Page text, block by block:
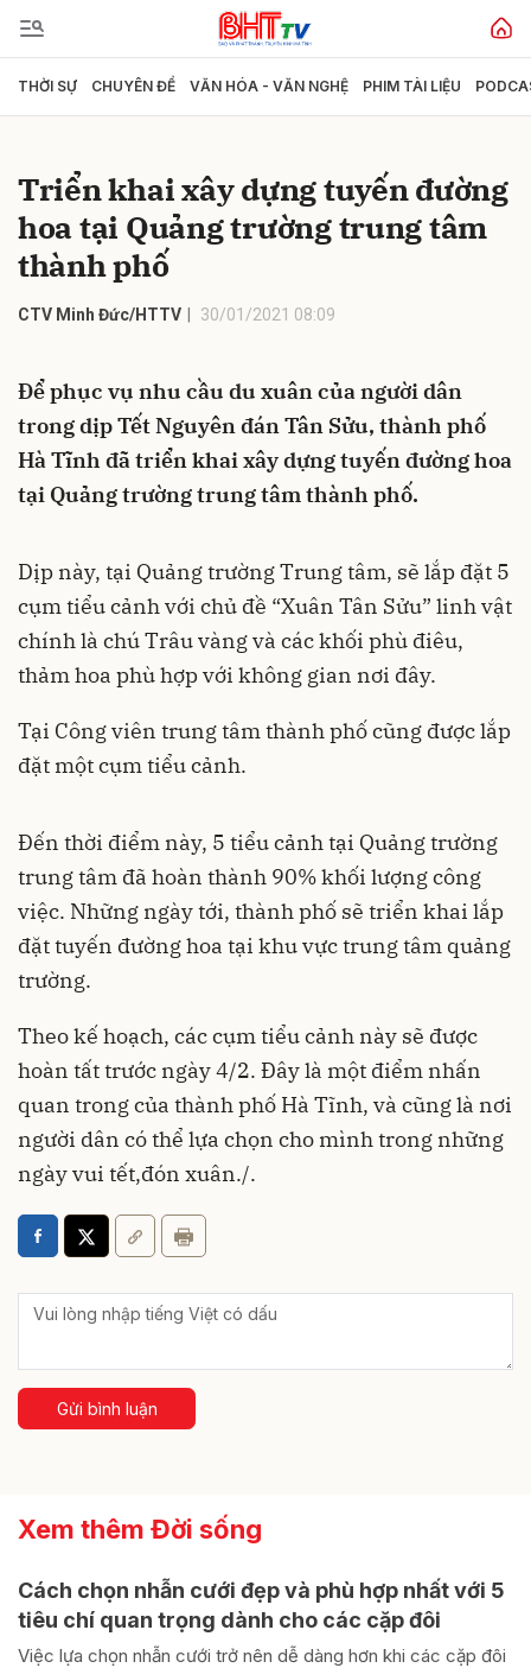
THỜI SỰ CHUYÊN ĐỀ VĂN HÓA - VĂN NGHỆ PHIM TÀI LIỆU
Triển khai xây dựng tuyến đường
hoa tại Quảng trường trung tâm
thành phố
CTV Minh Đức/HTTV 30/01/2021 08:09
Để phục vụ nhu cầu du xuân của người dân
trong dịp Tết Nguyên đán Tân Sửu, thành phố
Hà Tĩnh đã triển khai xây dựng tuyến đường hoa
tại Quảng trường trung tâm thành phố.
Dịp này, tại Quảng trường Trung tâm, sẽ lắp đặt 5
cụm tiểu cảnh với chủ đề “Xuân Tân Sửu” linh vật
chính là chú Trâu vàng và các khối phù điêu,
thảm hoa phù hợp với không gian nơi đây.
Tại Công viên trung tâm thành phố cũng được lắp
đặt một cụm tiểu cảnh.
Đến thời điểm này, 5 tiểu cảnh tại Quảng trường
trung tâm đã hoàn thành 90% khối lượng công
việc. Những ngày tới, thành phố sẽ triển khai lắp
đặt tuyến đường hoa tại khu vực trung tâm quảng
trường.
Theo kế hoạch, các cụm tiểu cảnh này sẽ được
hoàn tất trước ngày 4/2. Đây là một điểm nhấn
quan trong của thành phố Hà Tĩnh, và cũng là nơi
người dân có thể lựa chọn cho mình trong những
ngày vui tết,đón xuân./.
Gửi bình luận
Xem thêm Đời sống
Cách chọn nhẫn cưới đẹp và phù hợp nhất với 5
tiêu chí quan trọng dành cho các cặp đôi
Việc lựa chọn nhẫn cưới trở nên dễ dàng hơn khi các cặp đôi
Gửi bình luận